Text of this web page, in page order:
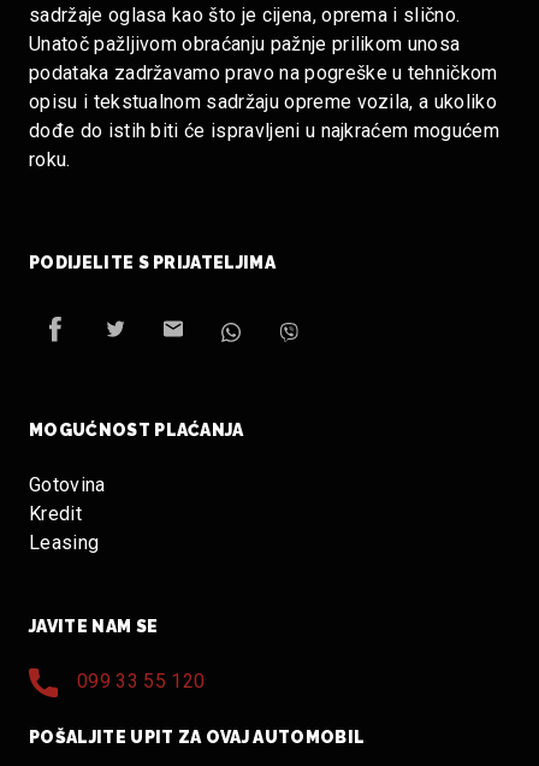
sadržaje oglasa kao što je cijena, oprema i slično.
Unatoč pažljivom obraćanju pažnje prilikom unosa
podataka zadržavamo pravo na pogreške u tehničkom
opisu i tekstualnom sadržaju opreme vozila, a ukoliko
dođe do istih biti će ispravljeni u najkraćem mogućem
roku.
PODIJELITE S PRIJATELJIMA
MOGUĆNOST PLAĆANJA
Gotovina
Kredit
Leasing
JAVITE NAM SE
099 33 55 120
POŠALJITE UPIT ZA OVAJ AUTOMOBIL